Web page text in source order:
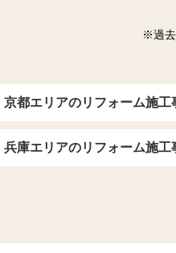
※過去
京都エリアのリフォーム施工
兵庫エリアのリフォーム施工